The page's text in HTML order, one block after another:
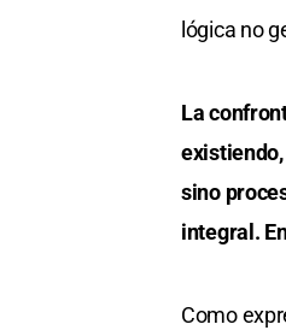
lógica no
La
sino
integral.
Como